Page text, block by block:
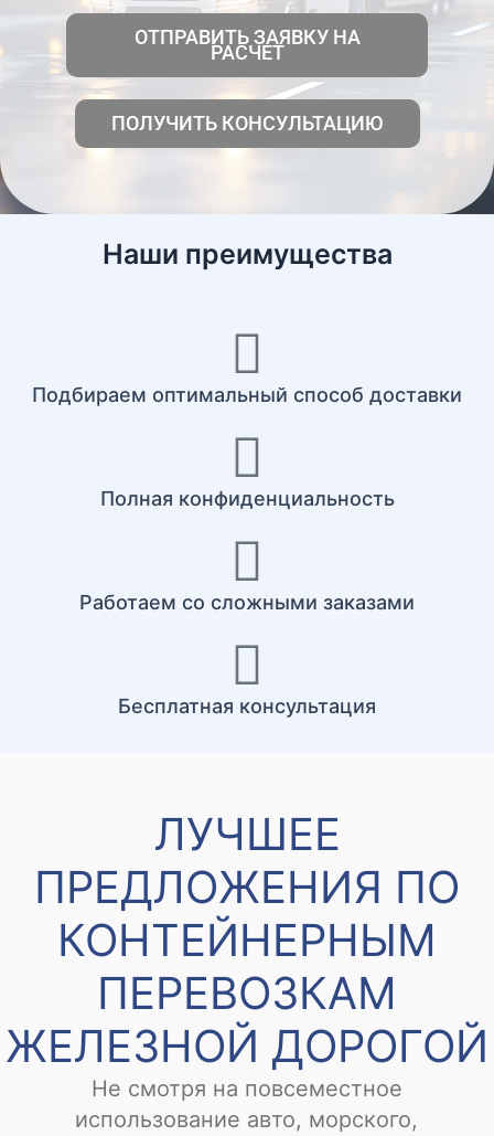
ОТПРАВИТЬ ЗАЯВКУ НА
РАСЧЕТ
ПОЛУЧИТЬ КОНСУЛЬТАЦИЮ
Наши преимущества
Подбираем оптимальный способ доставки
Полная конфиденциальность
Работаем со сложными заказами
Бесплатная консультация
ЛУЧШЕЕ
ПРЕДЛОЖЕНИЯ ПО
КОНТЕЙНЕРНЫМ
ПЕРЕВОЗКАМ
ЖЕЛЕЗНОЙ ДОРОГОЙ
Не смотря на повсеместное
использование авто, морского,